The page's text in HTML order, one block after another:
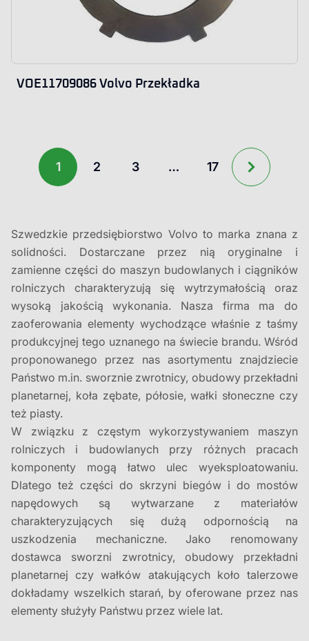
VOE11709086 Volvo Przekładka
1 2 3 … 17
Szwedzkie przedsiębiorstwo Volvo to marka znana z
solidności. Dostarczane przez nią oryginalne i
zamienne części do maszyn budowlanych i ciągników
rolniczych charakteryzują się wytrzymałością oraz
wysoką jakością wykonania. Nasza firma ma do
zaoferowania elementy wychodzące właśnie z taśmy
produkcyjnej tego uznanego na świecie brandu. Wśród
proponowanego przez nas asortymentu znajdziecie
Państwo m.in. sworznie zwrotnicy, obudowy przekładni
planetarnej, koła zębate, półosie, wałki słoneczne czy
też piasty.
W związku z częstym wykorzystywaniem maszyn
rolniczych i budowlanych przy różnych pracach
komponenty mogą łatwo ulec wyeksploatowaniu.
Dlatego też części do skrzyni biegów i do mostów
napędowych są wytwarzane z materiałów
charakteryzujących się dużą odpornością na
uszkodzenia mechaniczne. Jako renomowany
dostawca sworzni zwrotnicy, obudowy przekładni
planetarnej czy wałków atakujących koło talerzowe
dokładamy wszelkich starań, by oferowane przez nas
elementy służyły Państwu przez wiele lat.